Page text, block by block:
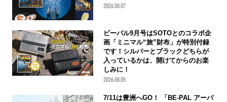
2026.08.07
ビーパル9月号はSOTOとのコラボ企
画「ミニマル“旅”財布」が特別付録
です！シルバーとブラックどちらが
入っているかは、開けてからのお楽
しみに！
2026.08.05
7/11は豊洲へGO！ 「BE-PAL アーバ